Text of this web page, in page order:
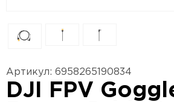
Артикул: 6958265190834
DJI FPV